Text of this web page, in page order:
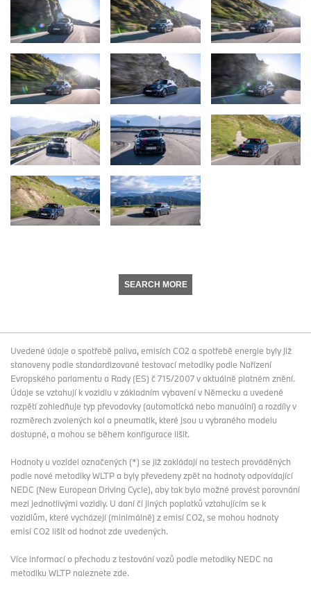
SEARCH MORE
Uvedené údaje o spotřebě paliva, emisích CO2 a spotřebě energie byly již
stanoveny podle standardizované testovací metodiky podle Nařízení
Evropského parlamentu a Rady (ES) č 715/2007 v aktuálně platném znění.
Údaje se vztahují k vozidlu v základním vybavení v Německu a uvedené
rozpětí zohledňuje typ převodovky (automatická nebo manuální) a rozdíly v
rozměrech zvolených kol a pneumatik, které jsou u vybraného modelu
dostupné, a mohou se během konfigurace lišit.
Hodnoty u vozidel označených (*) se již zakládají na testech prováděných
podle nové metodiky WLTP a byly převedeny zpět na hodnoty odpovídající
NEDC (New European Driving Cycle), aby tak bylo možné provést porovnání
mezi jednotlivými vozidly. U daní či jiných poplatků vztahujícím se k
vozidlům, které vycházejí (minimálně) z emisí CO2, se mohou hodnoty
emisí CO2 lišit od hodnot zde uvedených.
Více informací o přechodu z testování vozů podle metodiky NEDC na
metodiku WLTP naleznete zde.